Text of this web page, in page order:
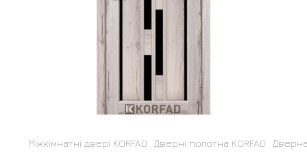
Міжкімнатні двері KORFAD Дверні полотна KORFAD